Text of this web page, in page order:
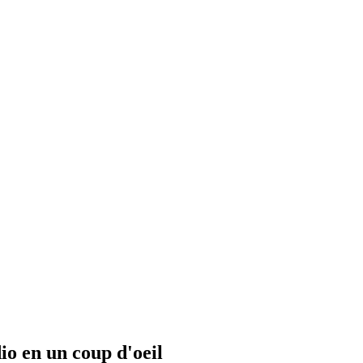
en un coup d'oeil